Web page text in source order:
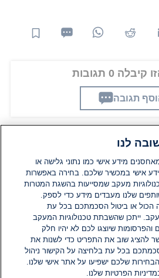
0 תגובות
תגובה
הראשון להגיב
לנו
מידע אישי כמו נתוני גלישה או
אישי במכשיר שלכם. בחירה באפשרות
מעקב שמסייעות בהשגת המטרות
שלנו מעבדים מידע כדי לספק.
הכול או ביטול הסכמתכם בכל עת
ייתכן שהשבתת טכנולוגיות המעקב
שיוצגו לכם לא יהיו חלק
להציג שוב את התפריט כדי לשנות את
בכל עת בלחיצה על הקישור ניהול
שלכם ישפיעו על אתר אישי שלנו.
הפרטיות שלנו.